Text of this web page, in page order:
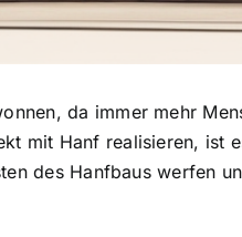
, da immer mehr
mit Hanf realisieren, ist
des Hanfbauswerfen